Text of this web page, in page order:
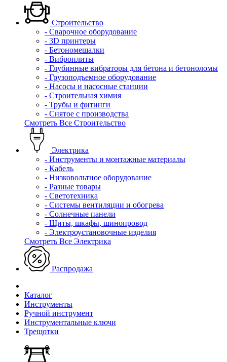
Строительство
- Сварочное оборудование
- 3D принтеры
- Бетономешалки
- Виброплиты
- Глубинные вибраторы для бетона и бетоноломы
- Грузоподъемное оборудование
- Насосы и насосные станции
- Строительная химия
- Трубы и фитинги
- Снятое с производства
Смотреть Все Строительство
Электрика
- Инструменты и монтажные материалы
- Кабель
- Низковольтное оборудование
- Разные товары
- Светотехника
- Системы вентиляции и обогрева
- Солнечные панели
- Щиты, шкафы, шинопровод
- Электроустановочные изделия
Смотреть Все Электрика
Распродажа
Каталог
Инструменты
Ручной инструмент
Инструментальные ключи
Трещотки